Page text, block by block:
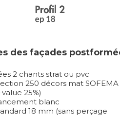
des façades
2 chants strat ou pvc
250 décors mat SOFEMA
25%)
blanc
18 mm (sans perçage